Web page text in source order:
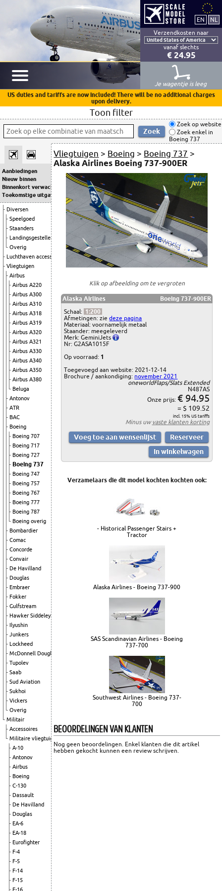
Verzendkosten naar
vanaf slechts
€ 24.95
Je wagentje is leeg
US duties and tariffs are now included! There will be no additional charges
upon delivery.
Toon filter
Zoek op website
Zoek enkel in
Boeing 737
Aanbiedingen
Nieuw binnen
Binnenkort verwacht
Toekomstige uitgaven
Diversen
Speelgoed
Staanders
Landingsgestellen
Overig
Luchthaven accessoires
Vliegtuigen
Airbus
Airbus A220
Airbus A300
Airbus A310
Airbus A318
Airbus A319
Airbus A320
Airbus A321
Airbus A330
Airbus A340
Airbus A350
Airbus A380
Beluga
Antonov
ATR
BAC
Boeing
Boeing 707
Boeing 717
Boeing 727
Boeing 737
Boeing 747
Boeing 757
Boeing 767
Boeing 777
Boeing 787
Boeing overig
Bombardier
Comac
Concorde
Convair
De Havilland
Douglas
Embraer
Fokker
Gulfstream
Hawker Siddeley
Ilyushin
Junkers
Lockheed
McDonnell Douglas
Tupolev
Saab
Sud Aviation
Sukhoi
Vickers
Overig
Militair
Accessoires
Militaire vliegtuigen
A-10
Antonov
Airbus
Boeing
C-130
Dassault
De Havilland
Douglas
EA-6
EA-18
Eurofighter
F-4
F-5
F-14
F-15
F-16
Vliegtuigen > Boeing > Boeing 737 >
Alaska Airlines Boeing 737-900ER
Klik op afbeelding om te vergroten
Alaska Airlines
Boeing 737-900ER
Schaal: 1:200
Afmetingen: ziedeze pagina
Materiaal: voornamelijk metaal
Staander: meegeleverd
Merk: GeminiJets
Nr: G2ASA1015F
Op voorraad: 1
Toegevoegd aan website: 2021-12-14
Brochure / aankondiging: november 2021
oneworldFlaps/Slats Extended
N487AS
Onze prijs: € 94.95
= $ 109.52
incl. 15% US tariffs
Minus uwvaste klanten korting
Verzamelaars die dit model kochten kochten ook:
- Historical Passenger Stairs +
Tractor
Alaska Airlines - Boeing 737-900
SAS Scandinavian Airlines - Boeing
737-700
Southwest Airlines - Boeing 737-
700
BEOORDELINGEN VAN KLANTEN
Nog geen beoordelingen. Enkel klanten die dit artikel
hebben gekocht kunnen een review schrijven.